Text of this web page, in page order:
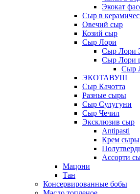
Экокат
Сыр в
Овечий сыр
Козий сыр
Сыр Лори
Сыр Лори
Сыр Лори
Сыр
ЭКОТАВУШ
Сыр Качотта
Разные сыры
Сыр Сулугуни
Сыр Чечил
Эксклюзив сыр
Antipasti
Крем сыры
Ассорти
Мацони
Тан
Консервированные бобы